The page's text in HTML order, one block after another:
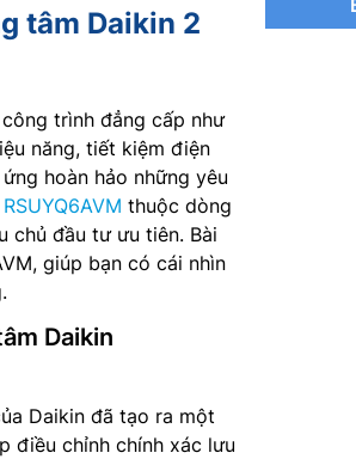
tâm Daikin 2
trình đẳng cấp như
năng, tiết kiệm điện
hoàn hảo những yêu
RSUYQ6AVM thuộc dòng
chủ đầu tư ưu tiên. Bài
giúp bạn có cái nhìn
Daikin
Daikin đã tạo ra một
điều chỉnh chính xác lưu